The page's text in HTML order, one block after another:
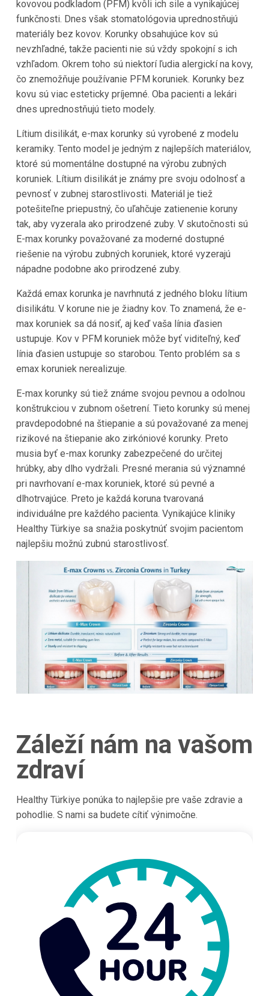
kovovou podkladom (PFM) kvôli ich sile a vynikajúcej
funkčnosti. Dnes však stomatológovia uprednostňujú
materiály bez kovov. Korunky obsahujúce kov sú
nevzhľadné, takže pacienti nie sú vždy spokojní s ich
vzhľadom. Okrem toho sú niektorí ľudia alergickí na kovy,
čo znemožňuje používanie PFM koruniek. Korunky bez
kovu sú viac esteticky príjemné. Oba pacienti a lekári
dnes uprednostňujú tieto modely.
Lítium disilikát, e-max korunky sú vyrobené z modelu
keramiky. Tento model je jedným z najlepších materiálov,
ktoré sú momentálne dostupné na výrobu zubných
koruniek. Lítium disilikát je známy pre svoju odolnosť a
pevnosť v zubnej starostlivosti. Materiál je tiež
potešiteľne priepustný, čo uľahčuje zatienenie koruny
tak, aby vyzerala ako prirodzené zuby. V skutočnosti sú
E-max korunky považované za moderné dostupné
riešenie na výrobu zubných koruniek, ktoré vyzerajú
nápadne podobne ako prirodzené zuby.
Každá emax korunka je navrhnutá z jedného bloku lítium
disilikátu. V korune nie je žiadny kov. To znamená, že e-
max koruniek sa dá nosiť, aj keď vaša línia ďasien
ustupuje. Kov v PFM koruniek môže byť viditeľný, keď
línia ďasien ustupuje so starobou. Tento problém sa s
emax koruniek nerealizuje.
E-max korunky sú tiež známe svojou pevnou a odolnou
konštrukciou v zubnom ošetrení. Tieto korunky sú menej
pravdepodobné na štiepanie a sú považované za menej
rizikové na štiepanie ako zirkóniové korunky. Preto
musia byť e-max korunky zabezpečené do určitej
hrúbky, aby dlho vydržali. Presné merania sú významné
pri navrhovaní e-max koruniek, ktoré sú pevné a
dlhotrvajúce. Preto je každá koruna tvarovaná
individuálne pre každého pacienta. Vynikajúce kliniky
Healthy Türkiye sa snažia poskytnúť svojim pacientom
najlepšiu možnú zubnú starostlivosť.
Záleží nám na vašom
zdraví
Healthy Türkiye ponúka to najlepšie pre vaše zdravie a
pohodlie. S nami sa budete cítiť výnimočne.